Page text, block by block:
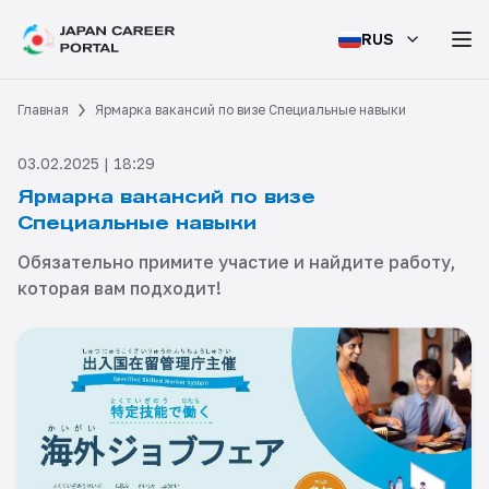
RUS
Главная Ярмарка вакансий по визе Специальные навыки
03.02.2025 | 18:29
Ярмарка вакансий по визе
Специальные навыки
Обязательно примите участие и найдите работу,
которая вам подходит!